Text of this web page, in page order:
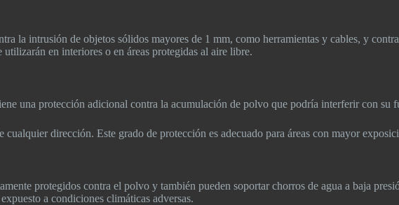
la intrusión de objetos sólidos mayores de 1 mm, como herramientas y cables, y
en interiores o en áreas protegidas al aire libre.
una protección adicional contra la acumulación de polvo que podría interferir con su
cualquier dirección. Este grado de protección es adecuado para áreas con mayor
protegidos contra el polvo y también pueden soportar chorros de agua a baja
a condiciones climáticas adversas.